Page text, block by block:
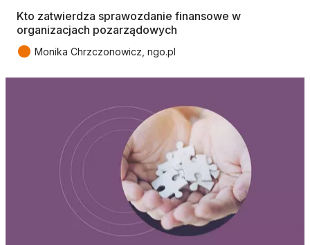
Kto zatwierdza sprawozdanie finansowe w
organizacjach pozarządowych
● Monika Chrzczonowicz, ngo.pl